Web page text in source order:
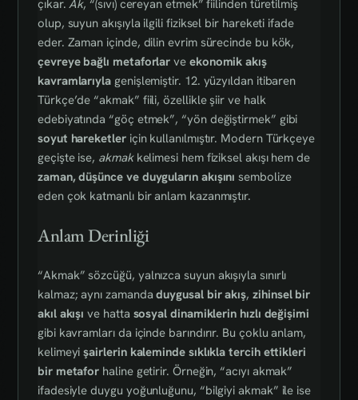
çıkar.Ak, “(sıvı) cereyan etmek” fiilinden türetilmiş
olup, suyun akışıyla ilgili fiziksel bir hareketi ifade
eder. Zaman içinde, dilin evrim sürecinde bu kök,
çevreye bağlı metaforlar ve ekonomik akış
kavramlarıyla genişlemiştir. 12. yüzyıldan itibaren
Türkçe’de “akmak” fiili, özellikle şiir ve halk
edebiyatında “göç etmek”, “yön değiştirmek” gibi
soyut hareketleriçin kullanılmıştır. Modern Türkçeye
geçişte ise, akmakkelimesi hem fiziksel akışı hem de
zaman, düşünce ve duyguların akışını sembolize
eden çok katmanlı bir anlam kazanmıştır.
Anlam Derinliği
“Akmak” sözcüğü, yalnızca suyun akışıyla sınırlı
kalmaz; aynı zamandaduygusal bir akış,zihinsel bir
akıl akışı ve hatta sosyal dinamiklerin hızlı değişimi
gibi kavramları da içinde barındırır. Bu çoklu anlam,
kelimeyişairlerin kaleminde sıklıkla tercih ettikleri
bir metafor haline getirir. Örneğin, “acıyı akmak”
ifadesiyle duygu yoğunluğunu, “bilgiyi akmak” ile ise